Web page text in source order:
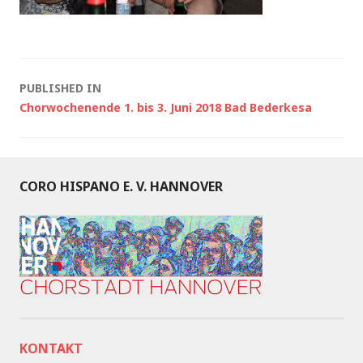
Post
PUBLISHED IN
Chorwochenende 1. bis 3. Juni 2018 Bad Bederkesa
CORO HISPANO E. V. HANNOVER
KONTAKT